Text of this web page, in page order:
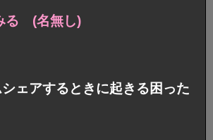
る (名無し)
ェアするときに起きる困った